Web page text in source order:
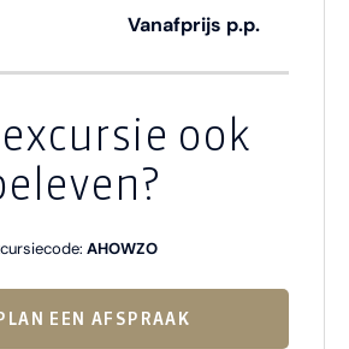
Vanafprijs p.p.
ook
AHOWZO
EEN AFSPRAAK